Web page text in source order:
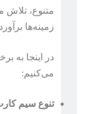
متنوع، تلاش
زمینه‌ها
در اینجا به
می‌کنیم:
تنوع سیم